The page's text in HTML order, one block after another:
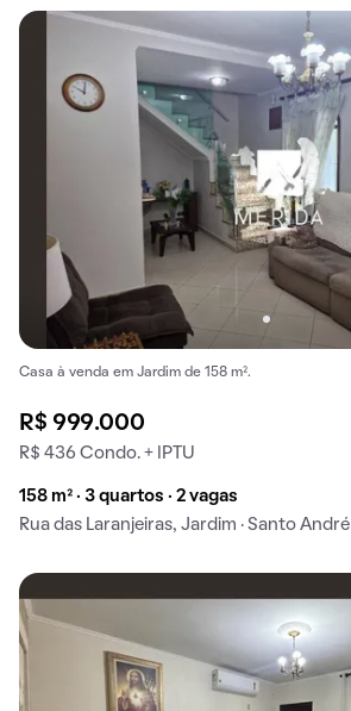
Casa à venda em Jardim de 158 m².
R$ 999.000
R$ 436 Condo. + IPTU
158 m² · 3 quartos · 2 vagas
Rua das Laranjeiras, Jardim · Santo André